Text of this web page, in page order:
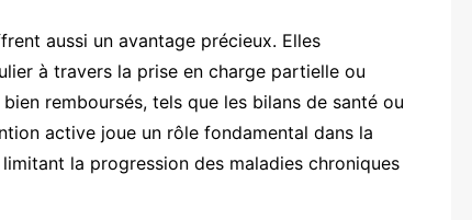
aussi un avantage précieux. Elles
à travers la prise en charge partielle ou
remboursés, tels que les bilans de santé ou
active joue un rôle fondamental dans la
la progression des maladies chroniques